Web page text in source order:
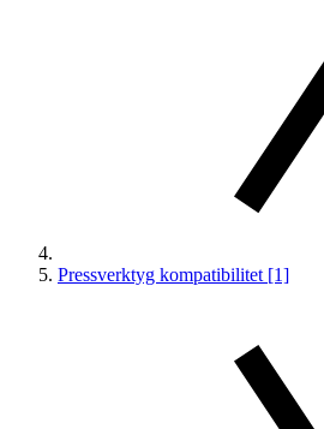
Pressverktyg kompatibilitet [1]